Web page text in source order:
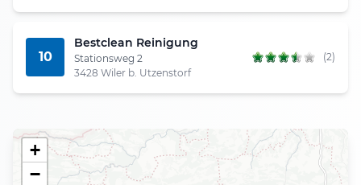
10
Bestclean Reinigung
Stationsweg 2
3428 Wiler b. Utzenstorf
(2)
+
−